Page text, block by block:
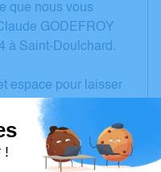
que nous vous
GODEFROY
à Saint-Doulchard.
espace pour laisser
photos souvenirs,
à travers des
est un lieu
mémoire de Jean-